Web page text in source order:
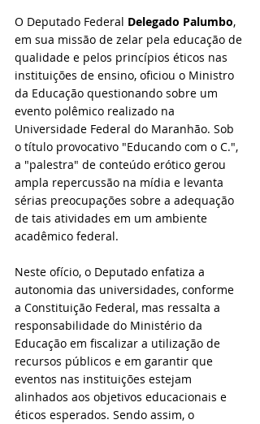
O Deputado Federal Delegado Palumbo,
em sua missão de zelar pela educação de
qualidade e pelos princípios éticos nas
instituições de ensino, oficiou o Ministro
da Educação questionando sobre um
evento polêmico realizado na
Universidade Federal do Maranhão. Sob
o título provocativo "Educando com o C.",
a "palestra" de conteúdo erótico gerou
ampla repercussão na mídia e levanta
sérias preocupações sobre a adequação
de tais atividades em um ambiente
acadêmico federal.
Neste ofício, o Deputado enfatiza a
autonomia das universidades, conforme
a Constituição Federal, mas ressalta a
responsabilidade do Ministério da
Educação em fiscalizar a utilização de
recursos públicos e em garantir que
eventos nas instituições estejam
alinhados aos objetivos educacionais e
éticos esperados. Sendo assim, o